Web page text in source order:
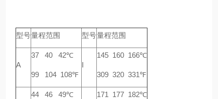
型号量程范围 型号量程范围
A
37 40 42℃
99 104 108℉
I
145 160 166℃
309 320 331℉
44 46 49℃ 171 177 182℃